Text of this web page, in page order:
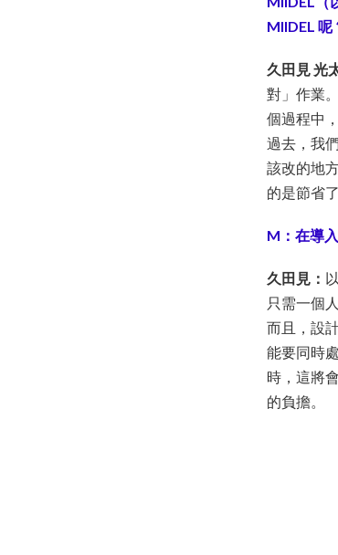
MIIDEL 呢
久田見 光
對」作業
個過程中
過去，我
該改的地
的是節省
M：在導
久田見：
只需一個
而且，設
能要同時
時，這將
的負擔。